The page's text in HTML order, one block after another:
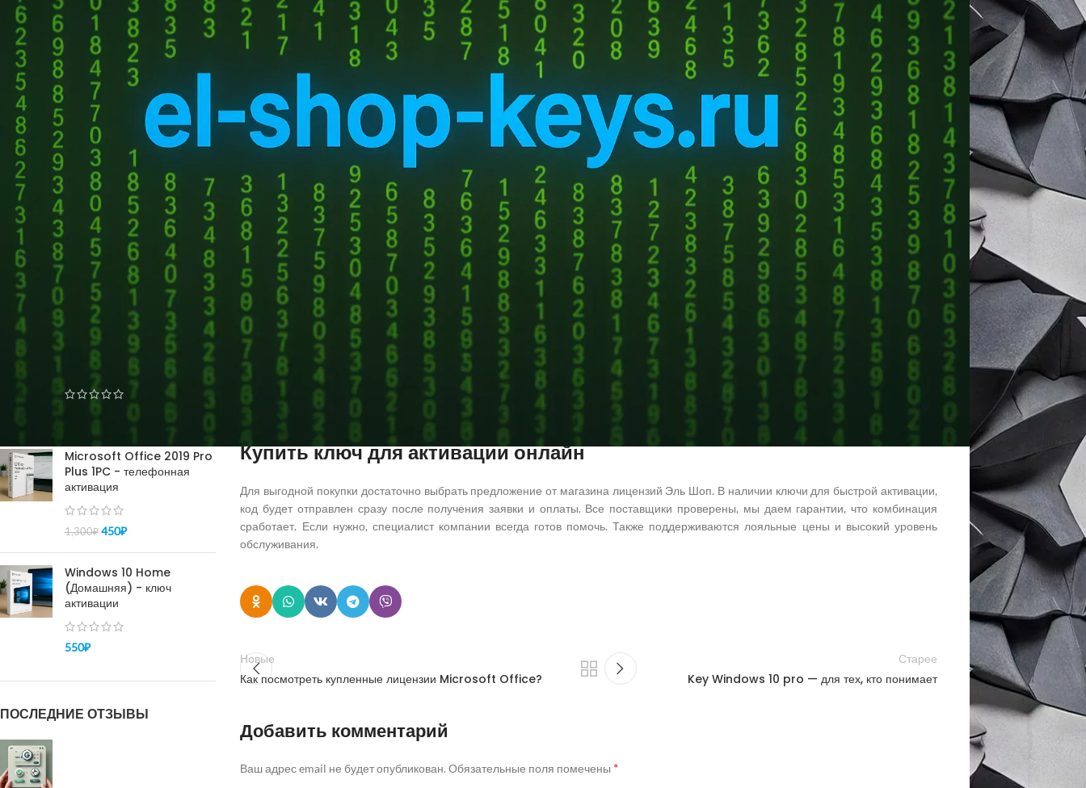
НОВЫЕ КОММЕНТАРИИ
Vlad Zorky к записи
Недорогие
маршрутизаторы с поддержкой Wi-Fi 7:
TP-Link 7DR7270 и 7DR7290.
Сева к записи
Недорогие
маршрутизаторы с поддержкой Wi-Fi 7:
TP-Link 7DR7270 и 7DR7290.
Кириллк записи
«М.Видео-
Эльдорадо» открыла магазин в новой
концепции и совместно со Sber
Metaverse Tech и
«СберМаркетингом» запустила ИИ-
консультанта «Эм.Ви»
ПОПУЛЯРНОЕ
Купить ключ Windows 10
pro - активация 100%
–
Microsoft Office 2019 Pro
Plus 1PC - телефонная
активация
1,300₽ 450₽
Windows 10 Home
(Домашняя) - ключ
активации
550₽
ПОСЛЕДНИЕ ОТЗЫВЫ
настройки и составляющие интерфейса. Важно учитывать возможности версии,
поскольку в каждой есть определенные отличия.
550 Купить
Лицензионный ключ Windows 10 home
можно заказать у нас на сайте, сохраняется
выгодная цена, также мы гарантируем
актуальность комбинаций.
Домашняя версия является полноценной и дополненной максимальным количеством нужных программ. Но в ней нет того, что
нужно программистам, специалистам по обучению, компаниям. Она постоянно обновляется, поэтому вы получаете доступ ко всем
современным технологиями, интересным функциям. Лицензионный ключ
Windows 10home позволяет получить лицензию и забыть
про проблемы с активацией.
Характерные особенности версии:
есть современная система авторизации, в том числе выполняется сканирование глаз, используется отпечаток или черты лица;
вывод из режима сна занимает минимум времени, как и пуск;
можно использоватьMicrosoft
Edge, браузер имеет продвинутые параметры, повышает функциональность, характерен высокий
уровень удобства;
простое и интуитивно понятное меню.
Купить ключ для активации онлайн
Для выгодной покупки достаточно выбрать предложение от магазина лицензий Эль Шоп. В наличии ключи для быстрой активации,
код будет отправлен сразу после получения заявки и оплаты. Все поставщики проверены, мы даем гарантии, что комбинация
сработает. Если нужно, специалист компании всегда готов помочь. Также поддерживаются лояльные цены и высокий уровень
обслуживания.
Новые
Как посмотреть купленные лицензии Microsoft Office?
Старее
Key Windows 10 pro — для тех, кто понимает
Добавить комментарий
Ваш адрес email не будет опубликован. Обязательные поля помечены *